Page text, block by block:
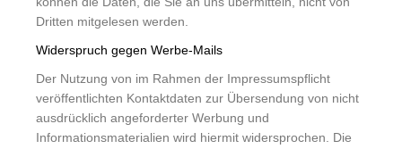
Dritten mitgelesen werden.
Widerspruch gegen Werbe-Mails
Der Nutzung von im Rahmen der Impressumspflicht
veröffentlichten Kontaktdaten zur Übersendung von nicht
ausdrücklich angeforderter Werbung und
Informationsmaterialien wird hiermit widersprochen. Die